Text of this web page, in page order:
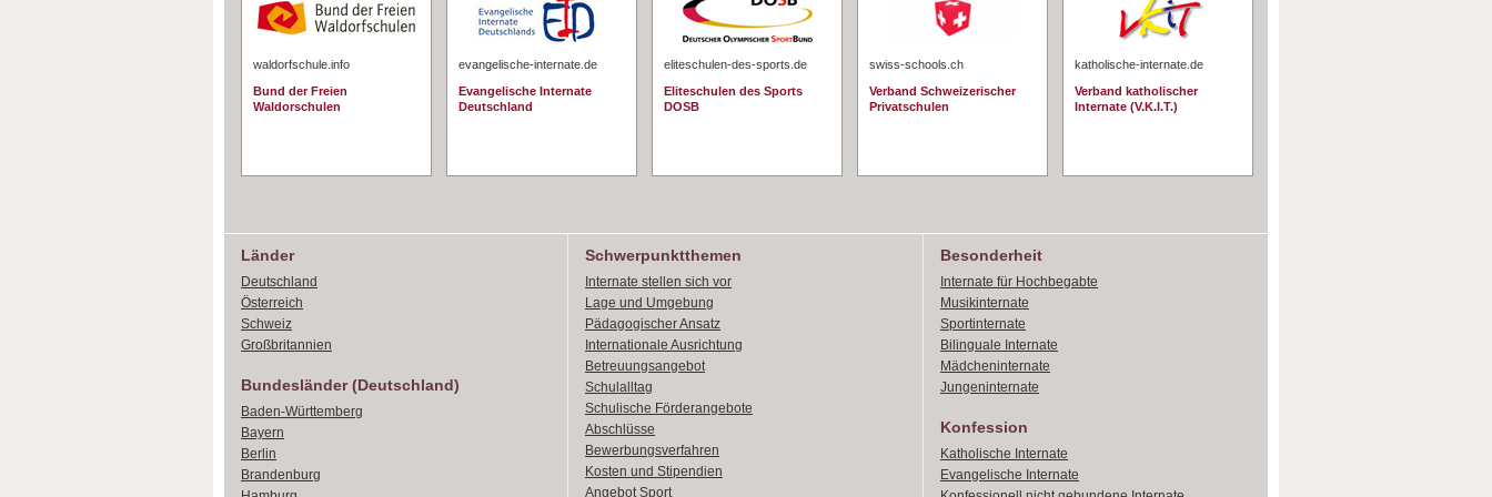
waldorfschule.info
Bund der Freien
Waldorschulen
evangelische-internate.de
Evangelische Internate
Deutschland
eliteschulen-des-sports.de
Eliteschulen des Sports
DOSB
swiss-schools.ch
Verband Schweizerischer
Privatschulen
katholische-internate.de
Verband katholischer
Internate (V.K.I.T.)
Länder
Deutschland
Österreich
Schweiz
Großbritannien
Bundesländer (Deutschland)
Baden-Württemberg
Bayern
Berlin
Brandenburg
Schwerpunktthemen
Internate stellen sich vor
Lage und Umgebung
Pädagogischer Ansatz
Internationale Ausrichtung
Betreuungsangebot
Schulalltag
Schulische Förderangebote
Abschlüsse
Bewerbungsverfahren
Kosten und Stipendien
Angebot Sport
Besonderheit
Internate für Hochbegabte
Musikinternate
Sportinternate
Bilinguale Internate
Mädcheninternate
Jungeninternate
Konfession
Katholische Internate
Evangelische Internate